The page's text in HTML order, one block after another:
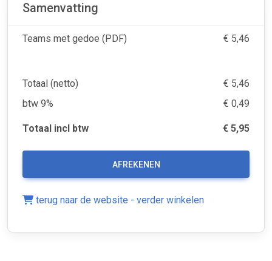
Samenvatting
Teams met gedoe (PDF) € 5,46
Totaal (netto)
€ 5,46
btw 9%
€ 0,49
Totaal incl btw € 5,95
AFREKENEN
terug naar de website - verder winkelen